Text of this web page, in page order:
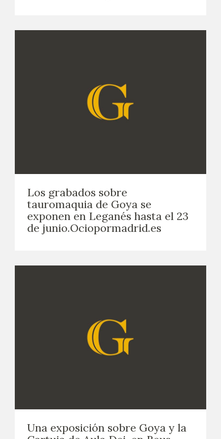
Los grabados sobre
tauromaquia de Goya se
exponen en Leganés hasta el 23
de junio.Ociopormadrid.es
Una exposición sobre Goya y la